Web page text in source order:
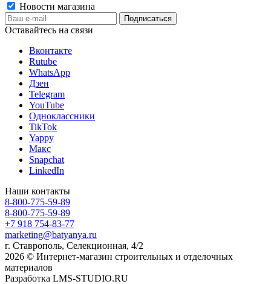
Новости магазина
Оставайтесь на связи
Вконтакте
Rutube
WhatsApp
Дзен
Telegram
YouTube
Одноклассники
TikTok
Yappy
Макс
Snapchat
LinkedIn
Наши контакты
8-800-775-59-89
8-800-775-59-89
+7 918 754-83-77
marketing@batyanya.ru
г. Ставрополь, Селекционная, 4/2
2026 © Интернет-магазин строительных и отделочных
материалов
Разработка LMS-STUDIO.RU